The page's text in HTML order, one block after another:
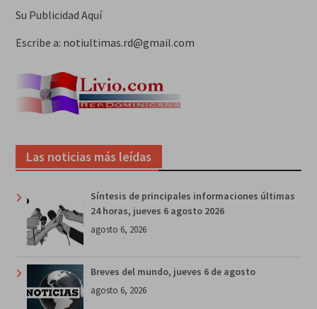
Su Publicidad Aquí
Escribe a: notiultimas.rd@gmail.com
Las noticias más leídas
Síntesis de principales informaciones últimas
24 horas, jueves 6 agosto 2026
agosto 6, 2026
Breves del mundo, jueves 6 de agosto
agosto 6, 2026